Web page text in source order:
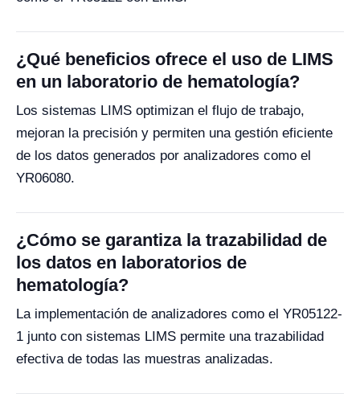
¿Qué beneficios ofrece el uso de LIMS
en un laboratorio de hematología?
Los sistemas LIMS optimizan el flujo de trabajo,
mejoran la precisión y permiten una gestión eficiente
de los datos generados por analizadores como el
YR06080.
¿Cómo se garantiza la trazabilidad de
los datos en laboratorios de
hematología?
La implementación de analizadores como el YR05122-
1 junto con sistemas LIMS permite una trazabilidad
efectiva de todas las muestras analizadas.